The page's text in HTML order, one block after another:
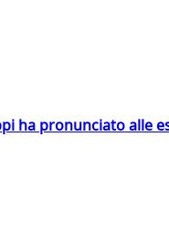
ha pronunciato alle